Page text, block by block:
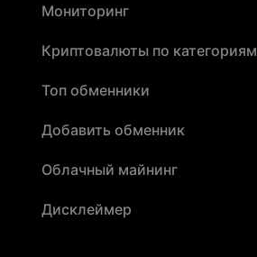
Мониторинг
Криптовалюты по категориям
Топ обменники
Добавить обменник
Облачный майнинг
Дисклеймер